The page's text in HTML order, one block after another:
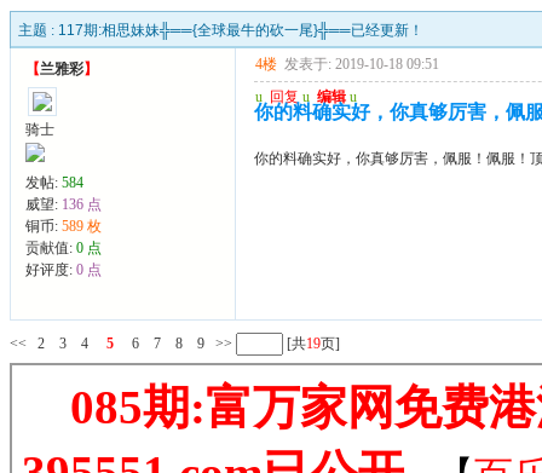
主题 : 117期:相思妹妹╬══{全球最牛的砍一尾}╬══已经更新！
【兰雅彩】
骑士
发帖: 584
威望: 136 点
铜币: 589 枚
贡献值: 0 点
好评度: 0 点
4楼 发表于: 2019-10-18 09:51
u 回复 u 编辑 u
你的料确实好，你真够厉害，佩
你的料确实好，你真够厉害，佩服！佩服！
<< 2 3 4 5 6 7 8 9 >> [共19页]